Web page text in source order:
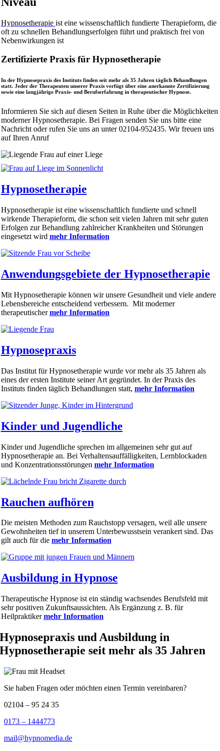
Hypnosetherapie ist eine wissenschaftlich fundierte Therapieform, die
oft zu schnellen Behandlungserfolgen führt und praktisch frei von
Nebenwirkungen ist
Zertifizierte Praxis für Hypnosetherapie
In der Hypnosepraxis des Instituts finden seit mehr als 35 Jahren täglich Behandlungen
statt. Jeder der Therapeuten unserer Praxis verfügt über eine anerkannte Zertifizierung
sowie eine langjährige Praxis- und Berufserfahrung in therapeutischer Hypnose.
Informieren Sie sich auf diesen Seiten in Ruhe über die Möglichkeiten
moderner Hypnosetherapie. Bei Fragen senden Sie uns bitte eine
Nachricht oder rufen Sie uns an unter 02104-952435. Wir freuen uns
auf Ihren Anruf
Hypnosetherapie
Hypnosetherapie ist eine wissenschaftlich fundierte und schnell
wirkende Therapieform, die schon seit vielen Jahren mit sehr guten
Erfolgen zur Behandlung zahlreicher Krankheiten und Störungen
eingesetzt wird mehr Information
Anwendungsgebiete der Hypnosetherapie
Mit Hypnosetherapie können wir unsere Gesundheit und viele andere
Lebensbereiche entscheidend verbessern. Mit moderner
therapeutischermehr Information
Hypnosepraxis
Das Institut für Hypnosetherapie wurde vor mehr als 35 Jahren als
eines der ersten Institute seiner Art gegründet. In der Praxis des
Instituts finden täglich Behandlungen statt, mehr Information
Kinder und ­Jugendliche
Kinder und Jugendliche sprechen im allgemeinen sehr gut auf
Hypnosetherapie an. Bei Verhaltensauffälligkeiten, Lernblockaden
und Konzentrationsstörungen mehr Information
Rauchen aufhören
Die meisten Methoden zum Rauchstopp versagen, weil alle unsere
Gewohnheiten tief in unserem Unterbewusstsein verankert sind. Das
gilt auch für die mehr Information
Ausbildung in Hypnose
Therapeutische Hypnose ist ein ständig wachsendes Berufsfeld mit
sehr positiven Zukunftsaussichten. Als Ergänzung z. B. für
Heilpraktikermehr Information
Hypnosepraxis und Ausbildung in
Hypnosetherapie seit mehr als 35 Jahren
Sie haben Fragen oder möchten einen Termin vereinbaren?
02104 – 95 24 35
0173 – 1444773
mail@hypnomedia.de